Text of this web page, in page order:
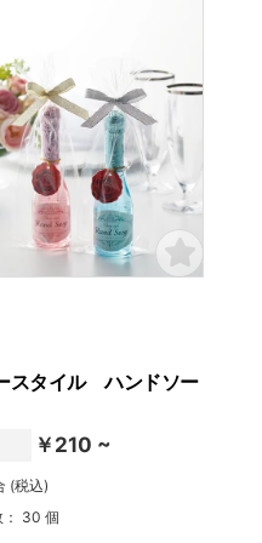
スタイル ハンドソー
￥210 ~
(税込)
： 30 個